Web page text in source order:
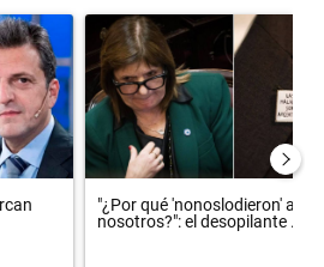
el título "Los gobernadores marcan
Un artículo de tendencia con el
"¿Por qué 'nonoslodieron' a
nosotros?": el desopilante ...